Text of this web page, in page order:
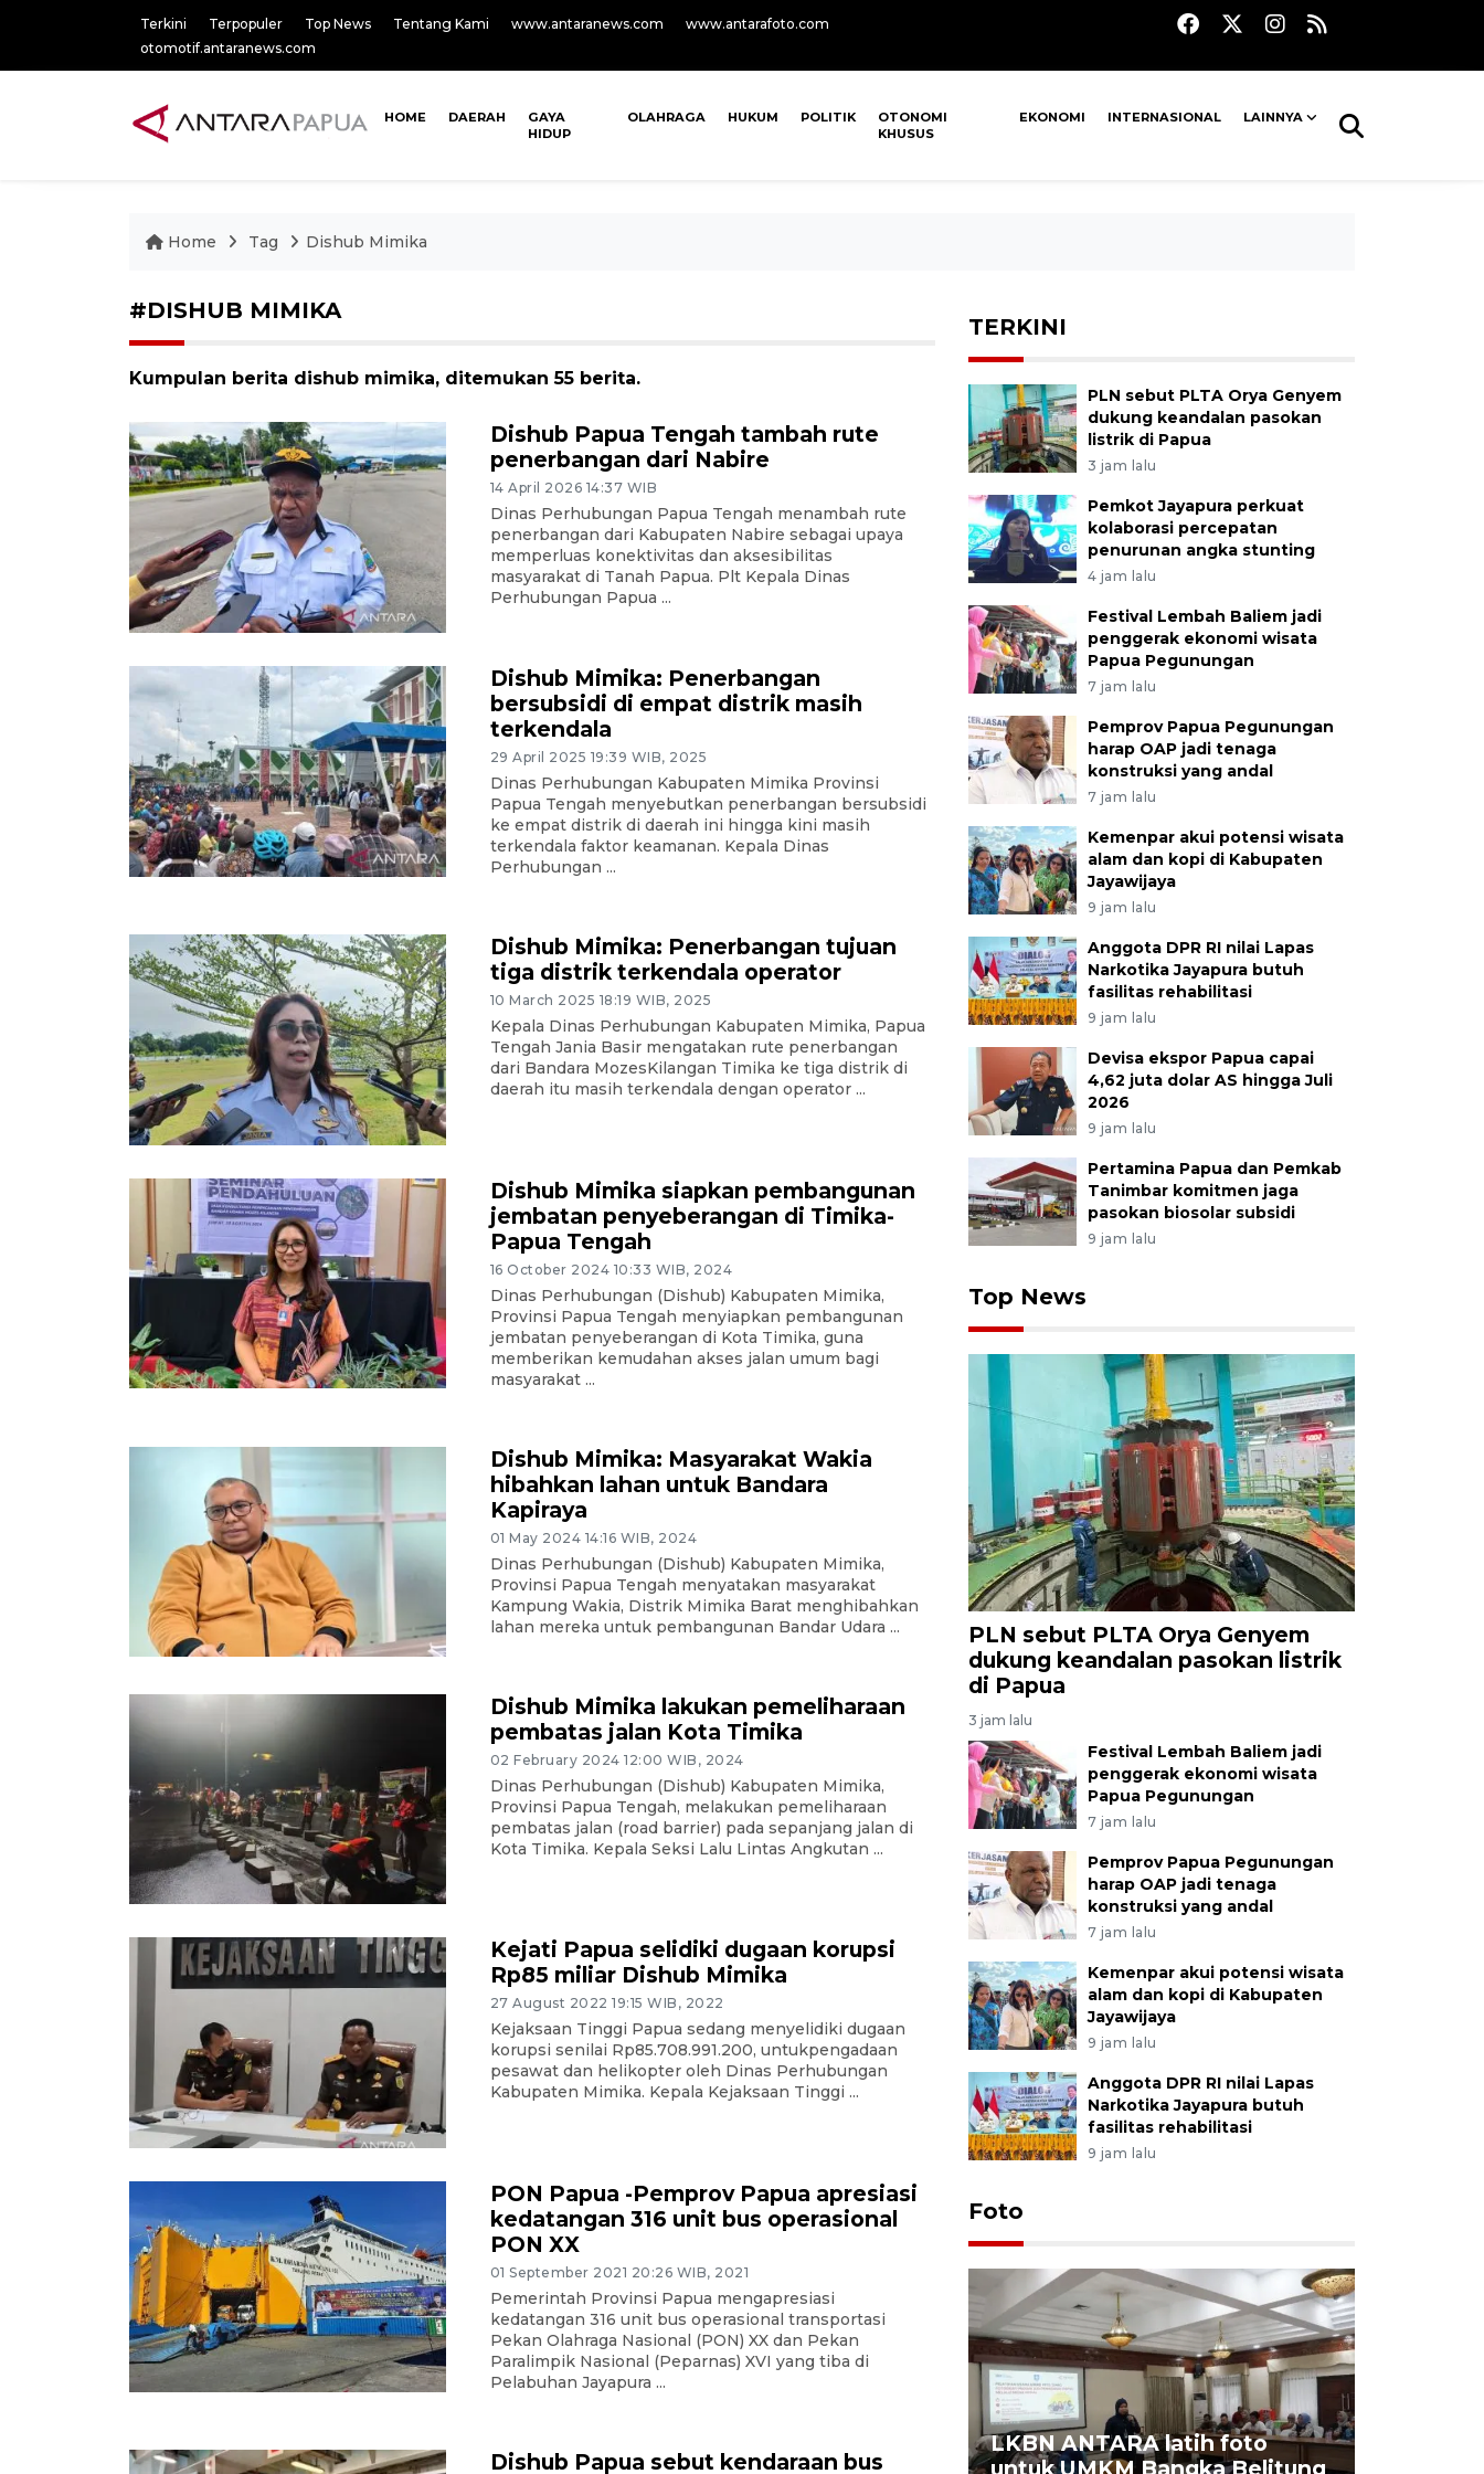
Terkini Terpopuler Top News Tentang Kami www.antaranews.com
www.antarafoto.com
otomotif.antaranews.com
HOME DAERAH
GAYA
HIDUP
OLAHRAGA HUKUM POLITIK
OTONOMI
KHUSUS
EKONOMI INTERNASIONAL LAINNYA
Home Tag Dishub Mimika
#DISHUB MIMIKA
Kumpulan berita dishub mimika, ditemukan 55 berita.
Dishub Papua Tengah tambah rute
penerbangan dari Nabire
14 April 2026 14:37 WIB
Dinas Perhubungan Papua Tengah menambah rute
penerbangan dari Kabupaten Nabire sebagai upaya
memperluas konektivitas dan aksesibilitas
masyarakat di Tanah Papua. Plt Kepala Dinas
Perhubungan Papua ...
Dishub Mimika: Penerbangan
bersubsidi di empat distrik masih
terkendala
29 April 2025 19:39 WIB, 2025
Dinas Perhubungan Kabupaten Mimika Provinsi
Papua Tengah menyebutkan penerbangan bersubsidi
ke empat distrik di daerah ini hingga kini masih
terkendala faktor keamanan. Kepala Dinas
Perhubungan ...
Dishub Mimika: Penerbangan tujuan
tiga distrik terkendala operator
10 March 2025 18:19 WIB, 2025
Kepala Dinas Perhubungan Kabupaten Mimika, Papua
Tengah Jania Basir mengatakan rute penerbangan
dari Bandara MozesKilangan Timika ke tiga distrik di
daerah itu masih terkendala dengan operator ...
Dishub Mimika siapkan pembangunan
jembatan penyeberangan di Timika-
Papua Tengah
16 October 2024 10:33 WIB, 2024
Dinas Perhubungan (Dishub) Kabupaten Mimika,
Provinsi Papua Tengah menyiapkan pembangunan
jembatan penyeberangan di Kota Timika, guna
memberikan kemudahan akses jalan umum bagi
masyarakat ...
Dishub Mimika: Masyarakat Wakia
hibahkan lahan untuk Bandara
Kapiraya
01 May 2024 14:16 WIB, 2024
Dinas Perhubungan (Dishub) Kabupaten Mimika,
Provinsi Papua Tengah menyatakan masyarakat
Kampung Wakia, Distrik Mimika Barat menghibahkan
lahan mereka untuk pembangunan Bandar Udara ...
Dishub Mimika lakukan pemeliharaan
pembatas jalan Kota Timika
02 February 2024 12:00 WIB, 2024
Dinas Perhubungan (Dishub) Kabupaten Mimika,
Provinsi Papua Tengah, melakukan pemeliharaan
pembatas jalan (road barrier) pada sepanjang jalan di
Kota Timika. Kepala Seksi Lalu Lintas Angkutan ...
Kejati Papua selidiki dugaan korupsi
Rp85 miliar Dishub Mimika
27 August 2022 19:15 WIB, 2022
Kejaksaan Tinggi Papua sedang menyelidiki dugaan
korupsi senilai Rp85.708.991.200, untukpengadaan
pesawat dan helikopter oleh Dinas Perhubungan
Kabupaten Mimika. Kepala Kejaksaan Tinggi ...
PON Papua -Pemprov Papua apresiasi
kedatangan 316 unit bus operasional
PON XX
01 September 2021 20:26 WIB, 2021
Pemerintah Provinsi Papua mengapresiasi
kedatangan 316 unit bus operasional transportasi
Pekan Olahraga Nasional (PON) XX dan Pekan
Paralimpik Nasional (Peparnas) XVI yang tiba di
Pelabuhan Jayapura ...
Dishub Papua sebut kendaraan bus
TERKINI
PLN sebut PLTA Orya Genyem
dukung keandalan pasokan
listrik di Papua
3 jam lalu
Pemkot Jayapura perkuat
kolaborasi percepatan
penurunan angka stunting
4 jam lalu
Festival Lembah Baliem jadi
penggerak ekonomi wisata
Papua Pegunungan
7 jam lalu
Pemprov Papua Pegunungan
harap OAP jadi tenaga
konstruksi yang andal
7 jam lalu
Kemenpar akui potensi wisata
alam dan kopi di Kabupaten
Jayawijaya
9 jam lalu
Anggota DPR RI nilai Lapas
Narkotika Jayapura butuh
fasilitas rehabilitasi
9 jam lalu
Devisa ekspor Papua capai
4,62 juta dolar AS hingga Juli
2026
9 jam lalu
Pertamina Papua dan Pemkab
Tanimbar komitmen jaga
pasokan biosolar subsidi
9 jam lalu
Top News
PLN sebut PLTA Orya Genyem
dukung keandalan pasokan listrik
di Papua
3 jam lalu
Festival Lembah Baliem jadi
penggerak ekonomi wisata
Papua Pegunungan
7 jam lalu
Pemprov Papua Pegunungan
harap OAP jadi tenaga
konstruksi yang andal
7 jam lalu
Kemenpar akui potensi wisata
alam dan kopi di Kabupaten
Jayawijaya
9 jam lalu
Anggota DPR RI nilai Lapas
Narkotika Jayapura butuh
fasilitas rehabilitasi
9 jam lalu
Foto
LKBN ANTARA latih foto